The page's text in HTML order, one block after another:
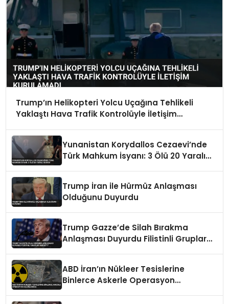
Trump’ın Helikopteri Yolcu Uçağına Tehlikeli
Yaklaştı Hava Trafik Kontrolüyle İletişim
Yunanistan Korydallos Cezaevi’nde
Türk Mahkum İsyanı: 3 Ölü 20 Yaralı
Trump İran ile Hürmüz Anlaşması
Olduğunu Duyurdu
Trump Gazze’de Silah Bırakma
Anlaşması Duyurdu Filistinli Gruplar
ABD İran’ın Nükleer Tesislerine
Binlerce Askerle Operasyon